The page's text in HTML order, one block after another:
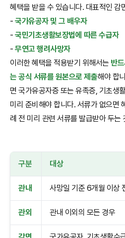
혜택을 받을 수 있습니다. 대표적인 감
-국가유공자 및 그 배우자
-국민기초생활보장법에 따른 수급자
-무연고 행려사망자
이러한 혜택을 적용받기 위해서는 반
는 공식 서류를 원본으로 제출해야 합
면 국가유공자증 또는 유족증, 기초생
미리 준비해야 합니다. 서류가 없으면
례 전 미리 관련 서류를 발급받아 두는
구분 대상
관내 사망일 기준 6개월 이상
관외 관내 이외의 모든 경우